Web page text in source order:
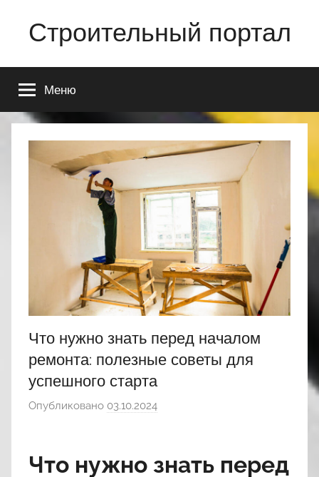
содержимому
Строительный портал
Меню
Что нужно знать перед началом
ремонта: полезные советы для
успешного старта
Опубликовано 03.10.2024
о
Что нужно знать перед